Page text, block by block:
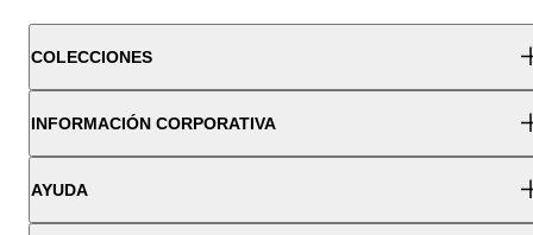
COLECCIONES
INFORMACIÓN CORPORATIVA
AYUDA